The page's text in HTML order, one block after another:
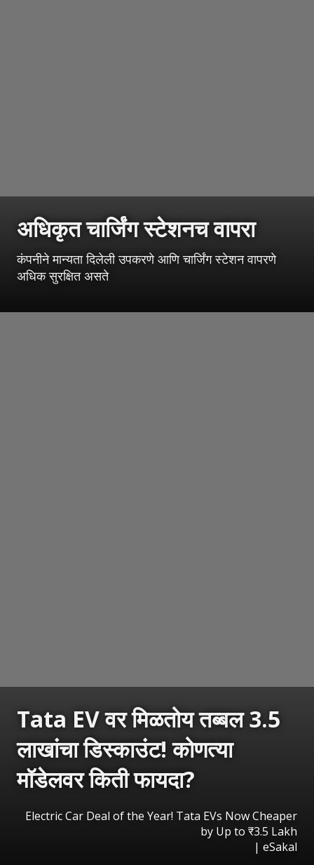
अधिकृत चार्जिंग स्टेशनच वापरा
कंपनीने मान्यता दिलेली उपकरणे आणि चार्जिंग स्टेशन वापरणे
अधिक सुरक्षित असते
Tata EV वर मिळतोय तब्बल 3.5
लाखांचा डिस्काउंट! कोणत्या
मॉडेलवर किती फायदा?
Electric Car Deal of the Year! Tata EVs Now Cheaper
by Up to ₹3.5 Lakh
| eSakal